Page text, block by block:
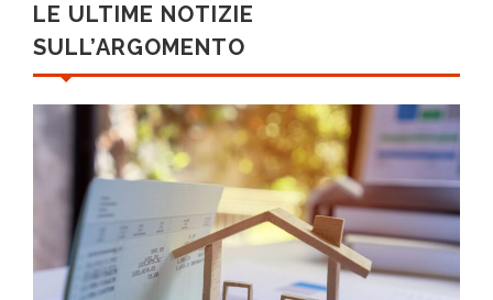
LE ULTIME NOTIZIE
SULL’ARGOMENTO